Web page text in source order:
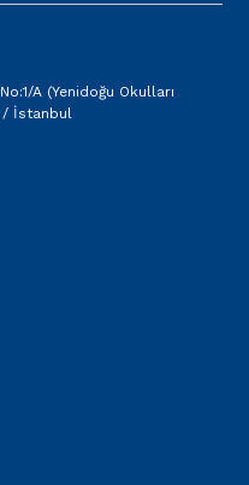
A (Yenidoğu Okulları
/ İstanbul